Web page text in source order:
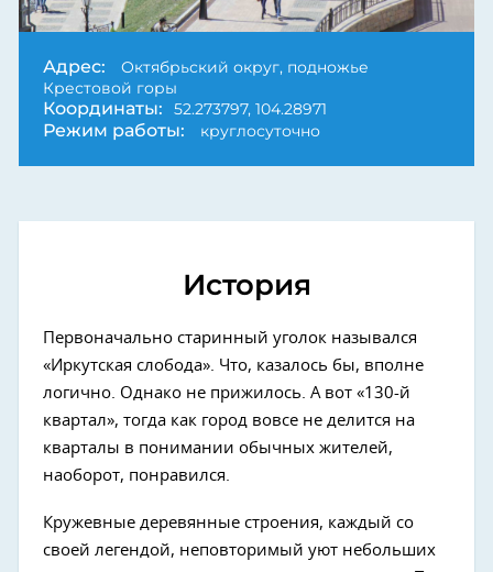
Адрес:
Октябрьский округ, подножье
Крестовой горы
Координаты: 52.273797, 104.28971
Режим работы: круглосуточно
История
Первоначально старинный уголок назывался
«Иркутская слобода». Что, казалось бы, вполне
логично. Однако не прижилось. А вот «130-й
квартал», тогда как город вовсе не делится на
кварталы в понимании обычных жителей,
наоборот, понравился.
Кружевные деревянные строения, каждый со
своей легендой, неповторимый уют небольших